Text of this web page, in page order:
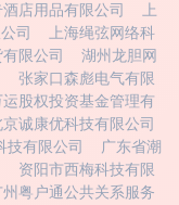
店用品有限公司
上
司
上海绳弦网络科
有限公司
湖州龙胆网
张家口森彪电气有限
股权投资基金管理有
京诚康优科技有限公司
技有限公司
广东省潮
资阳市西梅科技有限
州粤户通公共关系服务